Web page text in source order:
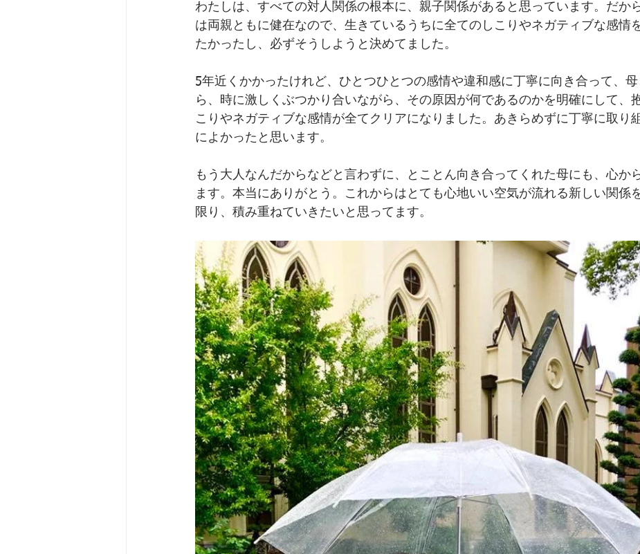
わたしは、すべての対人関係の根本に、親子関係があると思っています。だか
は両親ともに健在なので、生きているうちに全てのしこりやネガティブな感情
たかったし、必ずそうしようと決めてました。
5年近くかかったけれど、ひとつひとつの感情や違和感に丁寧に向き合って、
ら、時に激しくぶつかり合いながら、その原因が何であるのかを明確にして、
こりやネガティブな感情が全てクリアになりました。あきらめずに丁寧に取り
によかったと思います。
もう大人なんだからなどと言わずに、とことん向き合ってくれた母にも、心か
ます。本当にありがとう。これからはとても心地いい空気が流れる新しい関係
限り、積み重ねていきたいと思ってます。